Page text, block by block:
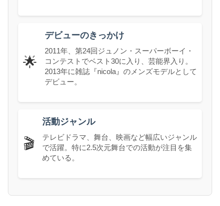
🌟
デビューのきっかけ
2011年、第24回ジュノン・スーパーボーイ・
コンテストでベスト30に入り、芸能界入り。
2013年に雑誌『nicola』のメンズモデルとして
デビュー。
🎬
活動ジャンル
テレビドラマ、舞台、映画など幅広いジャンル
で活躍。特に2.5次元舞台での活動が注目を集
めている。